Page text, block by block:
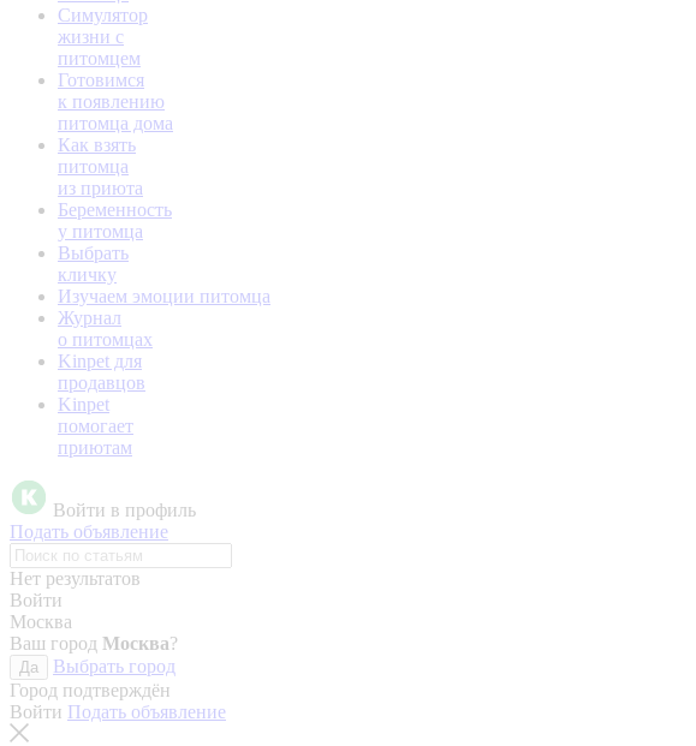
Симулятор
жизни с
питомцем
Готовимся
к появлению
питомца дома
Как взять
питомца
из приюта
Беременность
у питомца
Выбрать
кличку
Изучаем эмоции питомца
Журнал
о питомцах
Kinpet для
продавцов
Kinpet
помогает
приютам
Войти в профиль
Подать объявление
Нет результатов
Войти
Москва
Ваш город Москва?
Да
Выбрать город
Город подтверждён
Войти Подать объявление